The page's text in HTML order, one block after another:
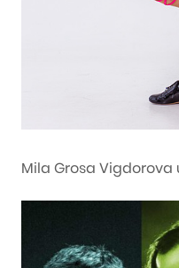
Mila Grosa Vigdorova